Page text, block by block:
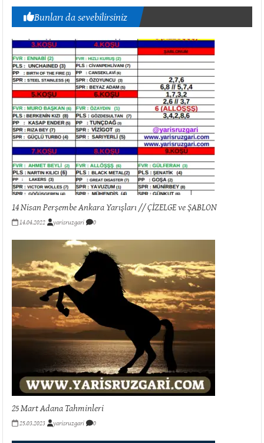
Bunları da sevebilirsiniz
14 Nisan Perşembe Ankara Yarışları // ÇİZELGE ve ŞABLON
14.04.2022 yarisruzgari 0
25 Mart Adana Tahminleri
25.03.2023 yarisruzgari 0